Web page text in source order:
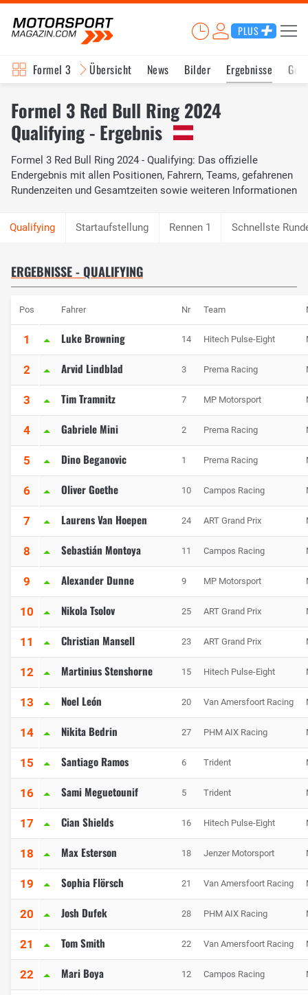
PLUS
Formel 3 Übersicht News Bilder Ergebnisse
Formel 3 Red Bull Ring 2024
Qualifying - Ergebnis
Formel 3 Red Bull Ring 2024 - Qualifying: Das offizielle
Endergebnis mit allen Positionen, Fahrern, Teams, gefahrenen
Rundenzeiten und Gesamtzeiten sowie weiteren Informationen
Startaufstellung Rennen 1 Schnellste
ERGEBNISSE - QUALIFYING
Pos Fahrer Nr Team
1 Luke Browning 14 Hitech Pulse-Eight
2 Arvid Lindblad 3 Prema Racing
3 Tim Tramnitz 7 MP Motorsport
4 Gabriele Mini 2 Prema Racing
5 Dino Beganovic 1 Prema Racing
6 Oliver Goethe 10 Campos Racing
7 Laurens Van Hoepen 24 ART Grand Prix
8 Sebastián Montoya 11 Campos Racing
9 Alexander Dunne 9 MP Motorsport
10 Nikola Tsolov 25 ART Grand Prix
11 Christian Mansell 23 ART Grand Prix
12 Martinius Stenshorne 15 Hitech Pulse-Eight
13 Noel León 20 Van Amersfoort Racing
14 Nikita Bedrin 27 PHM AIX Racing
15 Santiago Ramos 6 Trident
16 Sami Meguetounif 5 Trident
17 Cian Shields 16 Hitech Pulse-Eight
18 Max Esterson 18 Jenzer Motorsport
19 Sophia Flörsch 21 Van Amersfoort Racing
20 Josh Dufek 28 PHM AIX Racing
21 Tom Smith 22 Van Amersfoort Racing
22 Mari Boya 12 Campos Racing